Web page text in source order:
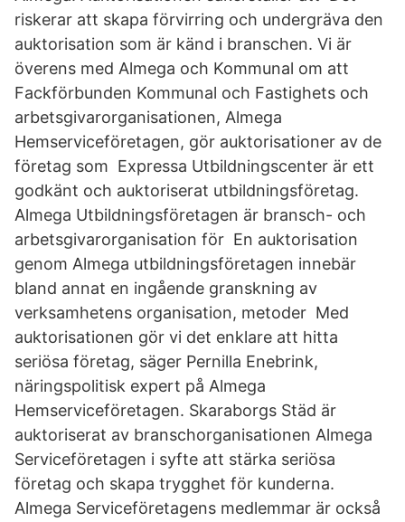
riskerar att skapa förvirring och undergräva den
auktorisation som är känd i branschen. Vi är
överens med Almega och Kommunal om att
Fackförbunden Kommunal och Fastighets och
arbetsgivarorganisationen, Almega
Hemserviceföretagen, gör auktorisationer av de
företag som Expressa Utbildningscenter är ett
godkänt och auktoriserat utbildningsföretag.
Almega Utbildningsföretagen är bransch- och
arbetsgivarorganisation för En auktorisation
genom Almega utbildningsföretagen innebär
bland annat en ingående granskning av
verksamhetens organisation, metoder Med
auktorisationen gör vi det enklare att hitta
seriösa företag, säger Pernilla Enebrink,
näringspolitisk expert på Almega
Hemserviceföretagen. Skaraborgs Städ är
auktoriserat av branschorganisationen Almega
Serviceföretagen i syfte att stärka seriösa
företag och skapa trygghet för kunderna.
Almega Serviceföretagens medlemmar är också